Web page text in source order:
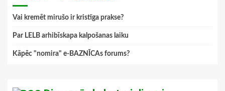
Vai kremēt mirušo ir kristīga prakse?
Par LELB arhibīskapa kalpošanas laiku
Kāpēc "nomira" e-BAZNĪCAs forums?